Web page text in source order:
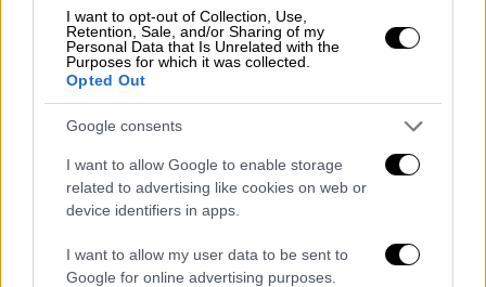
I want to opt-out of Collection, Use,
Retention, Sale, and/or Sharing of my
Personal Data that Is Unrelated with the
Purposes for which it was collected.
Opted Out
Google consents
I want to allow Google to enable storage
related to advertising like cookies on web or
device identifiers in apps.
I want to allow my user data to be sent to
Google for online advertising purposes.
ΑΕΚμετά την σπουδαία πρόκριση κόντρα
Μπανταλόναστα προημιτελικά, πέταξε
εκτός και τηνΜάλαγατου… τριπλάσιου
μπάτζετ. Η ομάδα τουΝτράγκαν Σάκοτα
ήταν σε εξαιρετική βραδιά και απέκλεισε
από τον τελικό την κάτοχο των δύο
τελευταίων διοργανώσεων! Έτσι η Ένωση με
τη δική της σειρά έκλεισε τη θέση της για
τον τελικό, ο οποίος αναμένεται να έχει…
κιτρινόμαυρο χρώμα.